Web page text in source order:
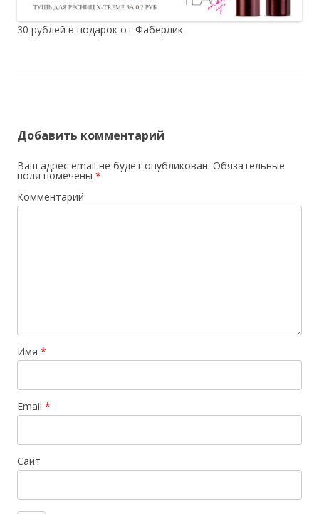
30 рублей в подарок от Фаберлик
Добавить комментарий
Ваш адрес email не будет опубликован. Обязательные
поля помечены *
Комментарий
Имя *
Email *
Сайт